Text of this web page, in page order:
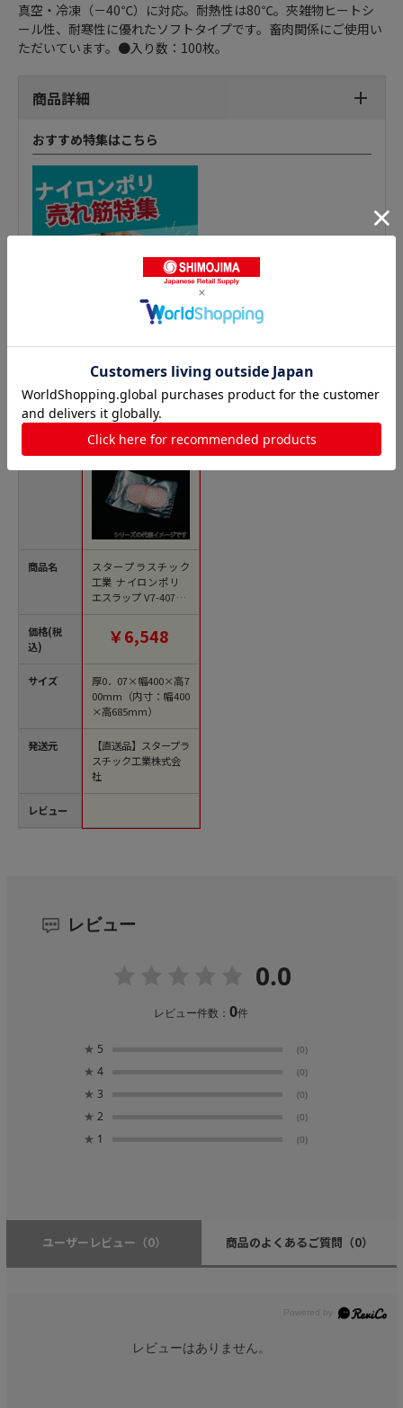
真空・冷凍（－40℃）に対応。耐熱性は80℃。夾雑物ヒートシ
ール性、耐寒性に優れたソフトタイプです。畜肉関係にご使用い
ただいています。●入り数：100枚。
商品詳細
おすすめ特集はこちら
ナイロンポリ チューブ袋の人気商品との比較
商品名
価格(税
込)
サイズ
発送元
レビュー
スタープラスチック
工業 ナイロンポリ
エスラップ V7-4070 1
00枚/外袋（ご注文単
￥6,548
厚0．07×幅400×高7
00mm（内寸：幅400
×高685mm）
【直送品】スタープラ
スチック工業株式会
社
レビュー
0.0
レビュー件数：0件
★ 5 (0)
★ 4 (0)
★ 3 (0)
★ 2 (0)
★ 1 (0)
ユーザーレビュー （0） 商品のよくあるご質問 （0）
レビューはありません。